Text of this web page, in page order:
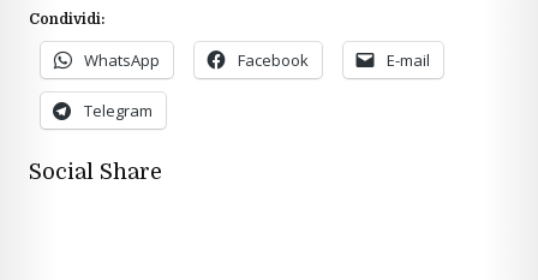
Condividi:
WhatsApp Facebook E-mail
Telegram
Social Share